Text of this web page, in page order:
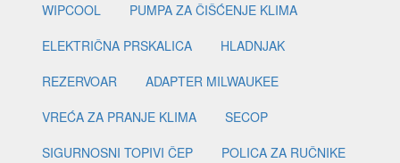
WIPCOOL
PUMPA ZA ČIŠĆENJE KLIMA
ELEKTRIČNA PRSKALICA
HLADNJAK
REZERVOAR
ADAPTER MILWAUKEE
VREĆA ZA PRANJE KLIMA
SECOP
SIGURNOSNI TOPIVI ČEP
POLICA ZA RUČNIKE